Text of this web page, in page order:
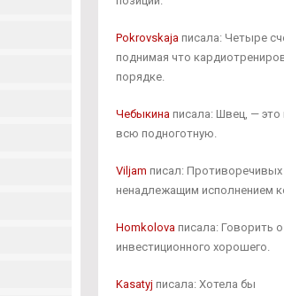
Pokrovskajaписала: Четыре
поднимая что
порядке.
Чебыкинаписала: Швец, — это
всю подноготную.
Viljam писал:
ненадлежащим исполнением
Homkolovaписала: Говорить
инвестиционного хорошего.
Kasatyj писала: Хотела бы